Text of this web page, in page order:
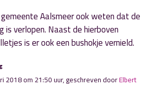
Aalsmeer ook weten dat de
is verlopen. Naast de hierboven
is er ook een bushokje vernield.
2018 om 21:50 uur, geschreven doorElbert